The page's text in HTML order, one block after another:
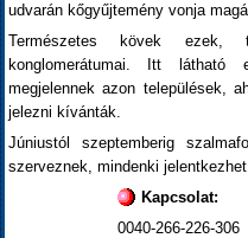
udvarán kőgyűjtemény vonja
Természetes kövek ezek,
konglomerátumai. Itt
megjelennek azon települések,
jelezni kívánták.
Júniustól szeptemberig
szerveznek, mindenki
Kapcsolat:
0040-266-226-306